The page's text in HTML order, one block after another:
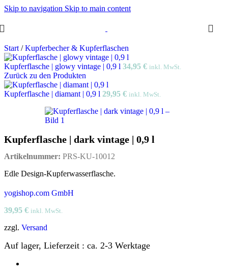
Skip to navigation Skip to main content
Start / Kupferbecher & Kupferflaschen
Kupferflasche | glowy vintage | 0,9 l 34,95 € inkl. MwSt.
Zurück zu den Produkten
Kupferflasche | diamant | 0,9 l 29,95 € inkl. MwSt.
Kupferflasche | dark vintage | 0,9 l
Artikelnummer: PRS-KU-10012
Edle Design-Kupferwasserflasche.
yogishop.com GmbH
39,95 € inkl. MwSt.
zzgl. Versand
Auf lager, Lieferzeit : ca. 2-3 Werktage